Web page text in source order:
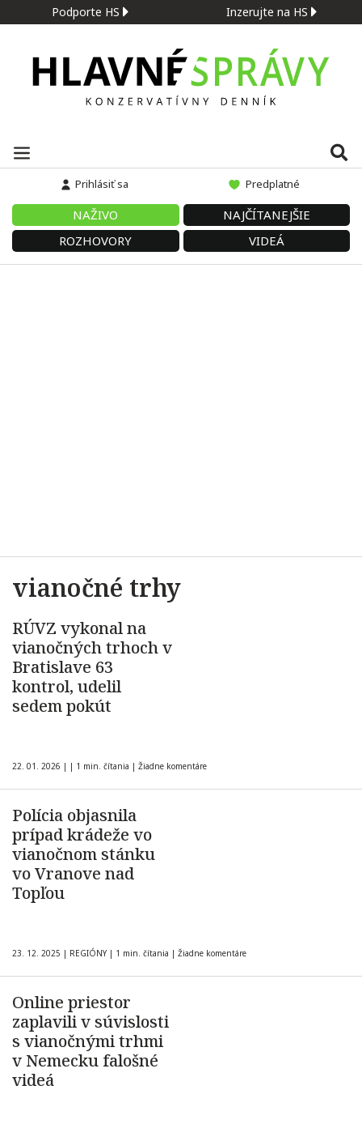
Podporte HS Inzerujte na HS
Prihlásiť sa Predplatné
NAŽIVO
NAJČÍTANEJŠIE
ROZHOVORY
VIDEÁ
vianočné trhy
RÚVZ vykonal na
vianočných trhoch v
Bratislave 63
kontrol, udelil
sedem pokút
22. 01. 2026 | | 1 min. čítania | Žiadne komentáre
Polícia objasnila
prípad krádeže vo
vianočnom stánku
vo Vranove nad
Topľou
23. 12. 2025 | REGIÓNY | 1 min. čítania | Žiadne komentáre
Online priestor
zaplavili v súvislosti
s vianočnými trhmi
v Nemecku falošné
videá